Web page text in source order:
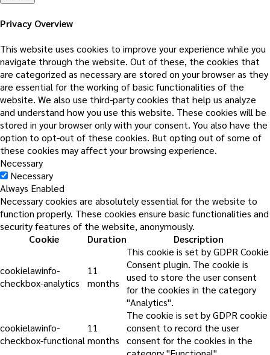
Privacy Overview
This website uses cookies to improve your experience while you
navigate through the website. Out of these, the cookies that
are categorized as necessary are stored on your browser as they
are essential for the working of basic functionalities of the
website. We also use third-party cookies that help us analyze
and understand how you use this website. These cookies will be
stored in your browser only with your consent. You also have the
option to opt-out of these cookies. But opting out of some of
these cookies may affect your browsing experience.
Necessary
Necessary
Always Enabled
Necessary cookies are absolutely essential for the website to
function properly. These cookies ensure basic functionalities and
security features of the website, anonymously.
Cookie
Duration Description
cookielawinfo-
checkbox-analytics
11
months
This cookie is set by GDPR Cookie
Consent plugin. The cookie is
used to store the user consent
for the cookies in the category
"Analytics".
cookielawinfo-
checkbox-functional
11
months
The cookie is set by GDPR cookie
consent to record the user
consent for the cookies in the